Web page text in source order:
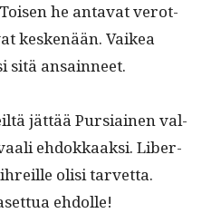
he anta­vat verot­
keskenään. Vaikea
sitä ansainneet.
jät­tää Pur­si­ainen val­
ehdokkaak­si. Lib­er­
olisi tarvet­ta.
ehdolle!